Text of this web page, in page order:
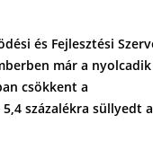
és Fejlesztési
már a nyolcadik
csökkent a
százalékra süllyedt a